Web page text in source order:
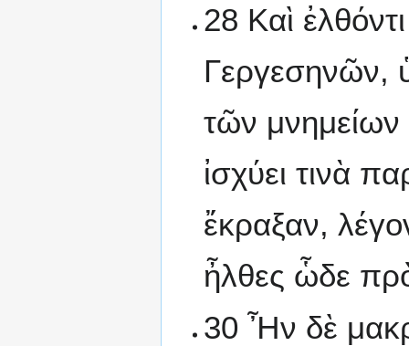
28 Καὶ
Γεργεσηνῶν,
τῶν μνημείων
ἰσχύει τινὰ
ἔκραξαν,
ἦλθες ὧδε
30 Ἦν δὲ